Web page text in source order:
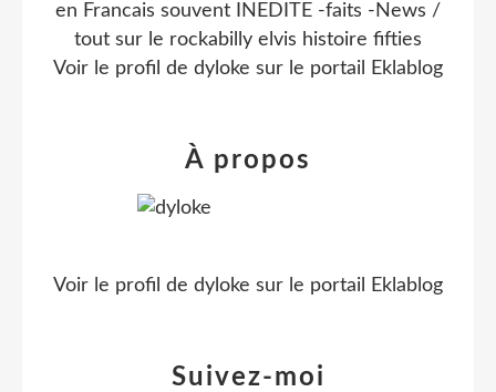
en Francais souvent INEDITE -faits -News /
tout sur le rockabilly elvis histoire fifties
Voir le profil de dyloke sur le portail Eklablog
Suivez-moi
À propos
Voir le profil de dyloke sur le portail Eklablog